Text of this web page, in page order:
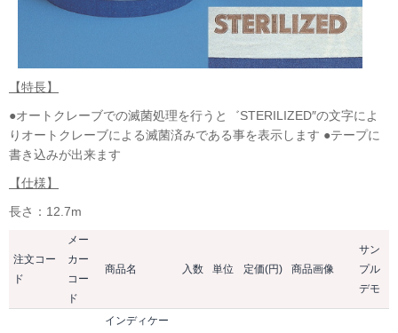
【特長】
●オートクレーブでの滅菌処理を行うと゛STERILIZED″の文字によ
りオートクレーブによる滅菌済みである事を表示します ●テープに
書き込みが出来ます
【仕様】
長さ：12.7m
注文コー
ド
メー
カー
コー
ド
商品名 入数 単位 定価(円) 商品画像
サン
プル
デモ
インディケー